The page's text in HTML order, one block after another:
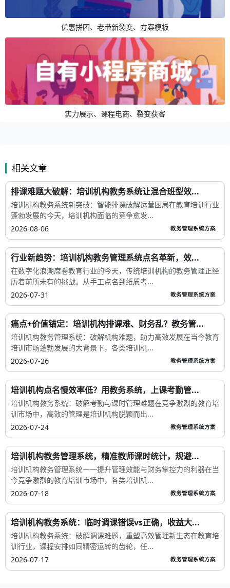
优惠拼团、老带新裂变、方案模板
实力展示、课程电商、裂变获客
相关文章
排课难题大破解：培训机构教务系统让混合班型效...
培训机构教务系统新突破：智能排课破解运营困局在教育培训行业
蓬勃发展的今天，培训机构面临的竞争愈发...
2026-08-06
教务管理系统方案
行业新趋势：培训机构教务管理系统点名革新，效...
在数字化浪潮席卷教育行业的今天，传统培训机构的教务管理正经
历着前所未有的挑战。从手工点名到纸质考...
2026-07-31
教务管理系统方案
痛点+价值锚定：培训机构排课难、财务乱？教务管...
培训机构教务管理系统：破解机构难题，助力高效发展在当今教育
培训市场蓬勃发展的大背景下，各类培训机...
2026-07-26
教务管理系统方案
培训机构点名慢效率低？用教务系统，上课考勤管...
培训机构教务系统：破解考勤与课时管理难题在竞争激烈的教育培
训市场中，高效的管理是培训机构脱颖而出...
2026-07-24
教务管理系统方案
培训机构教务管理系统，精准教师课时统计，规避...
培训机构教务管理系统——提升管理效能与财务掌控力的利器在当
今竞争激烈的教育培训市场中，各类培训机...
2026-07-18
教务管理系统方案
培训机构教务系统：临时调课错误vs正确，收益大...
培训机构教务系统：破解调课难题，重塑高效管理新生态在教育培
训行业，课程安排如同精密运转的齿轮，任...
2026-07-17
教务管理系统方案